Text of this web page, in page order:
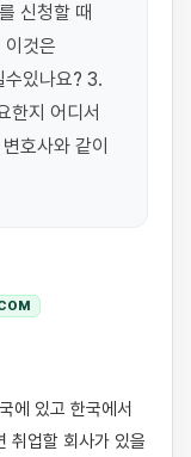
신청할 때
이것은
수있나요? 3.
한지 어디서
호사와 같이
취업할 회사가 있을